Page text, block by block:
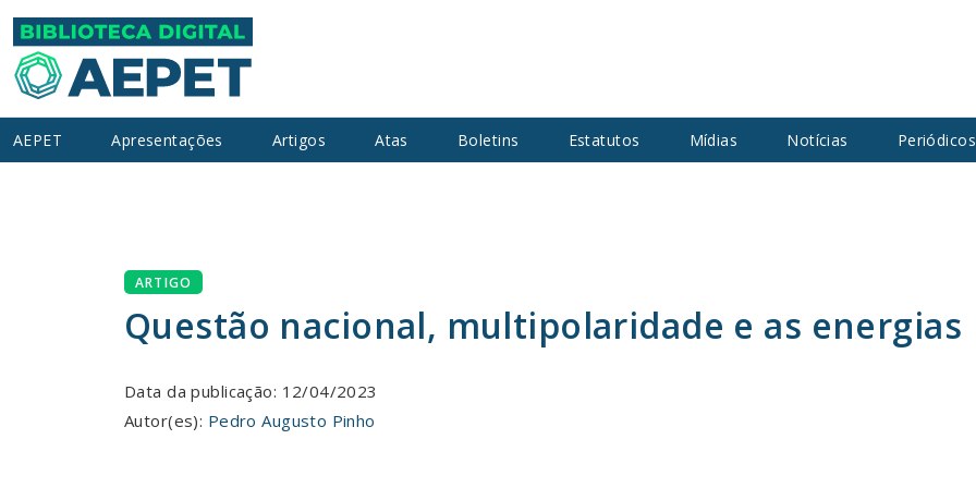
AEPET Apresentações Artigos Atas Boletins Estatutos Mídias Notícias Periódicos
ARTIGO
Questão nacional, multipolaridade e as energias
Data da publicação: 12/04/2023
Autor(es): Pedro Augusto Pinho